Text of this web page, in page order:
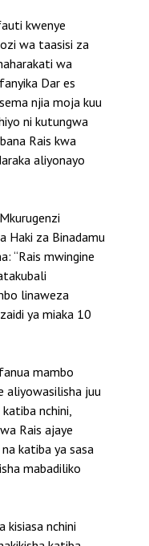
kwenye
wa taasisi za
wa
Dar es
njia moja kuu
ni kutungwa
Rais kwa
aliyonayo
Haki za Binadamu
“Rais mwingine
linaweza
ya miaka 10
mambo
aliyowasilisha juu
nchini,
Rais ajaye
katiba ya sasa
mabadiliko
kisiasa nchini